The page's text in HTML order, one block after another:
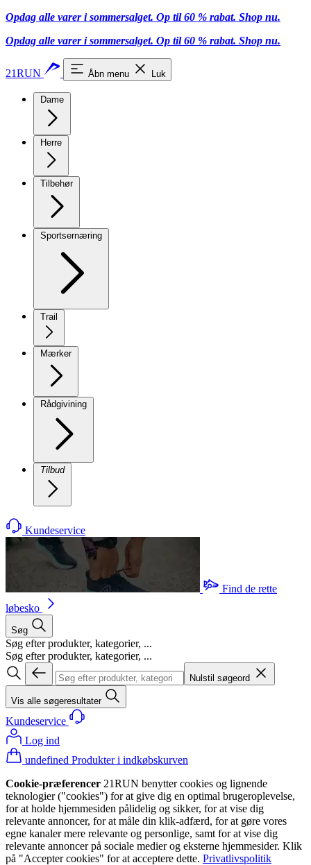
Opdag alle varer i sommersalget. Op til 60 % rabat. Shop nu.
Opdag alle varer i sommersalget. Op til 60 % rabat. Shop nu.
21RUN Åbn menu Luk
Dame
Herre
Tilbehør
Sportsernæring
Trail
Mærker
Rådgivining
Tilbud
Kundeservice
Find de rette
løbesko
Søg
Søg efter produkter, kategorier, ...
Søg efter produkter, kategorier, ...
Nulstil søgeord
Vis alle søgeresultater
Kundeservice
Log ind
undefined Produkter i indkøbskurven
Cookie-præferencer 21RUN benytter cookies og lignende
teknologier ("cookies") for at give dig en optimal brugeroplevelse,
for at holde hjemmesiden pålidelig og sikker, for at vise dig
relevante annoncer, for at måle din klik-adfærd, for at gøre vores
egne kanaler mere relevante og personlige, samt for at vise dig
relevante annoncer på sociale medier og eksterne hjemmesider. Klik
på "Accepter cookies" for at acceptere dette. Privatlivspolitik